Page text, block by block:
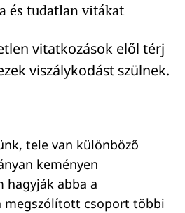
és tudatlan vitákat
vitatkozások elől térj
viszálykodást szülnek.
tele van különböző
keményen
hagyják abba a
megszólított csoport többi